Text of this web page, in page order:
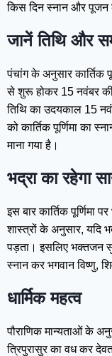
किस दिन स्नान और पूजन
जानें तिथि और
पंचांग के अनुसार कार्तिक
से शुरू होकर 15 नवंबर की
तिथि का उदयकाल 15
को कार्तिक पूर्णिमा का
माना गया है।
भद्रा का रहेगा
इस बार कार्तिक पूर्णिमा
शास्त्रों के अनुसार, यदि
पड़ता। इसलिए भक्तजन
स्नान कर भगवान विष्णु,
धार्मिक महत्व
पौराणिक मान्यताओं के
त्रिपुरासुर का वध कर